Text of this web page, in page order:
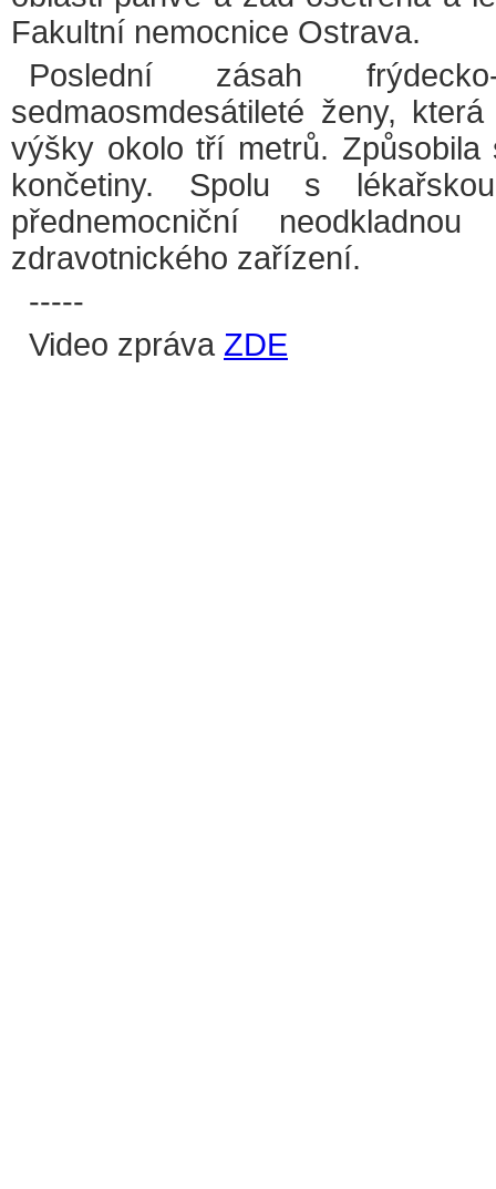
Fakultní nemocnice Ostrava.
Poslední zásah
sedmaosmdesátileté ženy,
výšky okolo tří metrů.
končetiny. Spolu s
přednemocniční
zdravotnického zařízení.
-----
Video zpráva ZDE